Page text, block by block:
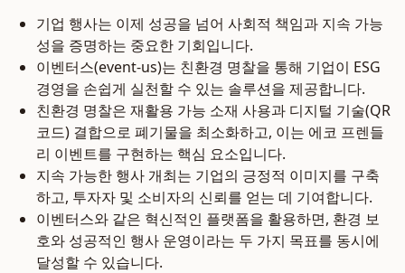
기업 행사는 이제 성공을 넘어 사회적 책임과 지속 가능
성을 증명하는 중요한 기회입니다.
이벤터스(event-us)는 친환경 명찰을 통해 기업이 ESG
경영을 손쉽게 실천할 수 있는 솔루션을 제공합니다.
친환경 명찰은 재활용 가능 소재 사용과 디지털 기술(QR
코드) 결합으로 폐기물을 최소화하고, 이는 에코 프렌들
리 이벤트를 구현하는 핵심 요소입니다.
지속 가능한 행사 개최는 기업의 긍정적 이미지를 구축
하고, 투자자 및 소비자의 신뢰를 얻는 데 기여합니다.
이벤터스와 같은 혁신적인 플랫폼을 활용하면, 환경 보
호와 성공적인 행사 운영이라는 두 가지 목표를 동시에
달성할 수 있습니다.